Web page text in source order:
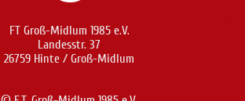
FT Groß-Midlum 1985 e.V.
Landesstr. 37
26759 Hinte / Groß-Midlum